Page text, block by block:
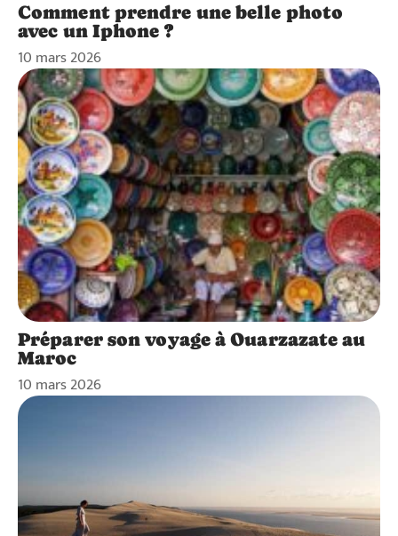
Comment prendre une belle photo
avec un Iphone ?
10 mars 2026
Préparer son voyage à Ouarzazate au
Maroc
10 mars 2026